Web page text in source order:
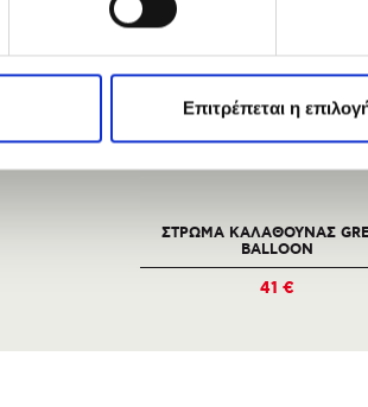
Επιτρέπεται η
ΣΤΡΩΜΑ ΚΑΛΑΘΟΥΝΑΣ
BALLOON
41 €